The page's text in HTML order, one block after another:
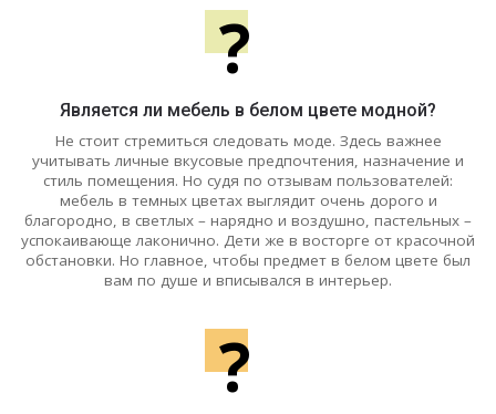
?
Является ли мебель в белом цвете модной?
Не стоит стремиться следовать моде. Здесь важнее
учитывать личные вкусовые предпочтения, назначение и
стиль помещения. Но судя по отзывам пользователей:
мебель в темных цветах выглядит очень дорого и
благородно, в светлых – нарядно и воздушно, пастельных –
успокаивающе лаконично. Дети же в восторге от красочной
обстановки. Но главное, чтобы предмет в белом цвете был
вам по душе и вписывался в интерьер.
?